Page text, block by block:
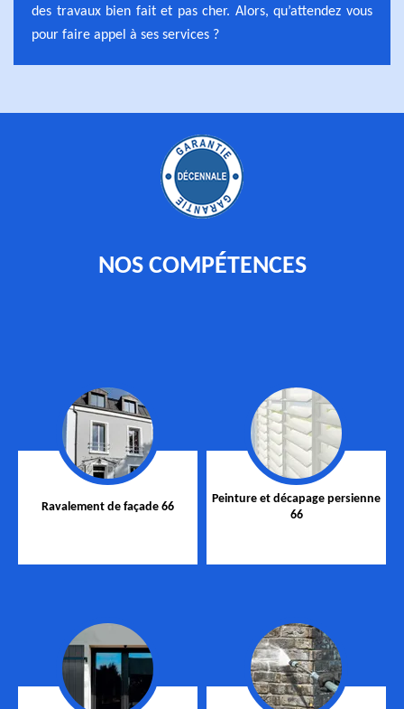
des travaux bien fait et pas cher. Alors, qu’attendez vous
pour faire appel à ses services ?
NOS COMPÉTENCES
Ravalement de façade 66
Peinture et décapage persienne
66